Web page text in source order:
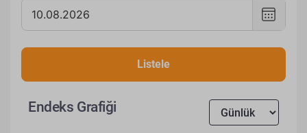
tarih
10
2026
Tarih
Seç
tarih
Listele
Endeks Grafiği